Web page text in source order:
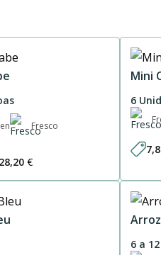
Fresco
28,20 €
Mini
6
6 a